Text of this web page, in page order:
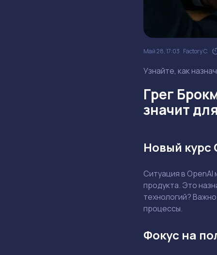
Май 28, 17:03 Factory C.
Узнайте, как
Грег
значит
Новый курс
Ситуация в
продукта. Это
технологий?
процессы.
Фокус на